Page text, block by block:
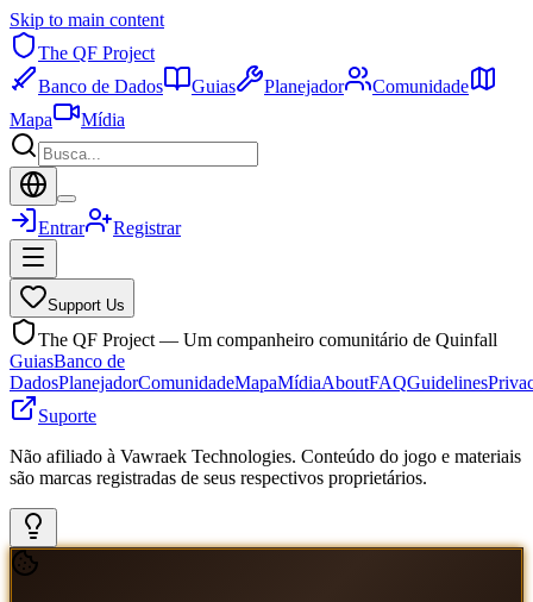
Skip to main content
The QF Project
Banco de Dados
Guias Planejador
Comunidade
Mapa
Mídia
Entrar Registrar
Support Us
The QF Project — Um companheiro comunitário de Quinfall
GuiasBanco de
DadosPlanejadorComunidadeMapaMídiaAboutFAQGuidelines
Suporte
Não afiliado à Vawraek Technologies. Conteúdo do jogo e materiais
são marcas registradas de seus respectivos proprietários.